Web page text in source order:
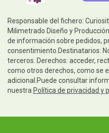
Responsable del fichero:
Milimetrado Diseño y
de información sobre pedidos,
consentimiento.Destinatarios:
terceros. Derechos: acceder,
como otros derechos, como se
adicional.Puede consultar
nuestra Política de privacidad y